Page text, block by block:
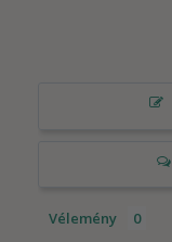
Vélemény